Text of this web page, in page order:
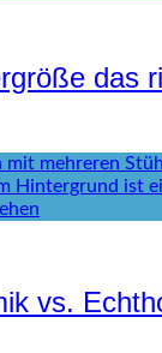
das
vs.